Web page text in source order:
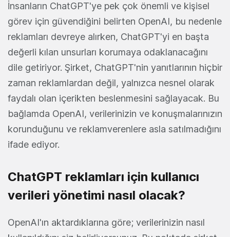
İnsanların ChatGPT'ye pek çok önemli ve kişisel
görev için güvendiğini belirten OpenAI, bu nedenle
reklamları devreye alırken, ChatGPT'yi en başta
değerli kılan unsurları korumaya odaklanacağını
dile getiriyor. Şirket, ChatGPT'nin yanıtlarının hiçbir
zaman reklamlardan değil, yalnızca nesnel olarak
faydalı olan içerikten beslenmesini sağlayacak. Bu
bağlamda OpenAI, verilerinizin ve konuşmalarınızın
korunduğunu ve reklamverenlere asla satılmadığını
ifade ediyor.
ChatGPT reklamları için kullanıcı
verileri yönetimi nasıl olacak?
OpenAI'ın aktardıklarına göre; verilerinizin nasıl